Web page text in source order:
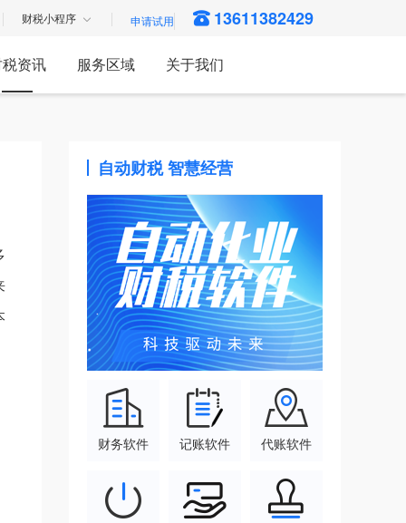
财税小程序 13611382429
资讯 服务区域 关于我们
自动财税 智慧经营
财务软件 记账软件 代账软件